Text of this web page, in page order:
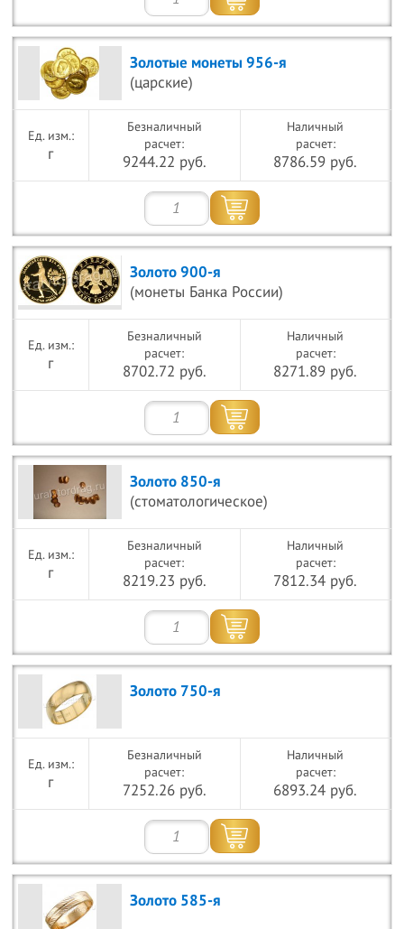
Золотые монеты 956-я
(царские)
г
Безналичный
расчет:
9244.22 руб.
Наличный
расчет:
8786.59 руб.
Золото 900-я
(монеты Банка России)
г
Безналичный
расчет:
8702.72 руб.
Наличный
расчет:
8271.89 руб.
Золото 850-я
(стоматологическое)
г
Безналичный
расчет:
8219.23 руб.
Наличный
расчет:
7812.34 руб.
Золото 750-я
г
Безналичный
расчет:
7252.26 руб.
Наличный
расчет:
6893.24 руб.
Золото 585-я